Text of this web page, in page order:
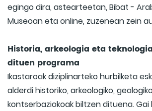
egingo dira, astearteetan, Bibat -
Museoan eta online, zuzenean zein
Historia, arkeologia eta
dituen programa
Ikastaroak diziplinarteko hurbilketa
alderdi historiko, arkeologiko,
kontserbaziokoak biltzen dituena.